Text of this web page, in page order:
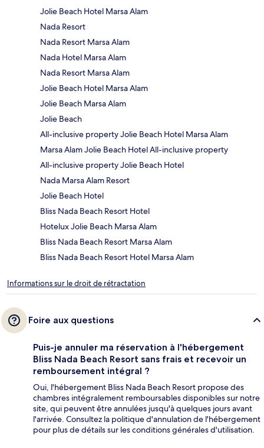
Jolie Beach Hotel Marsa Alam
Nada Resort
Nada Resort Marsa Alam
Nada Hotel Marsa Alam
Nada Resort Marsa Alam
Jolie Beach Hotel Marsa Alam
Jolie Beach Marsa Alam
Jolie Beach
All-inclusive property Jolie Beach Hotel Marsa Alam
Marsa Alam Jolie Beach Hotel All-inclusive property
All-inclusive property Jolie Beach Hotel
Nada Marsa Alam Resort
Jolie Beach Hotel
Bliss Nada Beach Resort Hotel
Hotelux Jolie Beach Marsa Alam
Bliss Nada Beach Resort Marsa Alam
Bliss Nada Beach Resort Hotel Marsa Alam
Informations sur le droit de rétractation
Foire aux questions
Puis-je annuler ma réservation à l'hébergement
Bliss Nada Beach Resort sans frais et recevoir un
remboursement intégral ?
Oui, l'hébergement Bliss Nada Beach Resort propose des
chambres intégralement remboursables disponibles sur notre
site, qui peuvent être annulées jusqu'à quelques jours avant
l'arrivée. Consultez la politique d'annulation de l'hébergement
pour plus de détails sur les conditions générales d'utilisation.